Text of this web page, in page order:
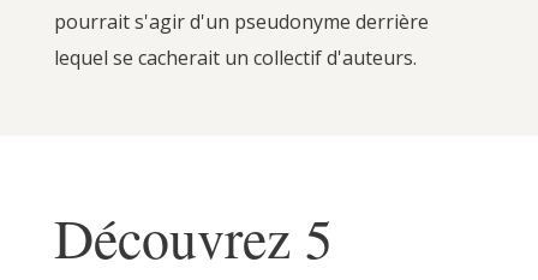
pourrait s'agir d'un pseudonyme derrière
lequel se cacherait un collectif d'auteurs.
Découvrez 5